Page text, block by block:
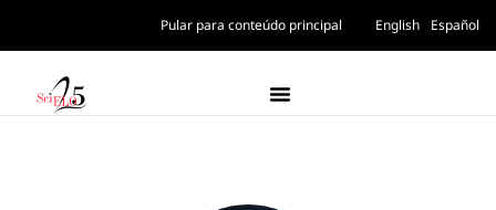
Pular para conteúdo principal English Español